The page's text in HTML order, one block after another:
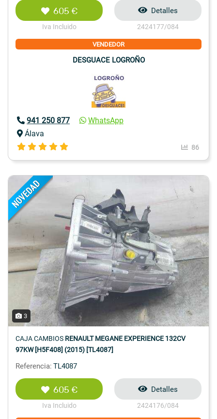
605 €
Iva Incluido
Detalles
2424177/084
VENDEDOR
DESGUACE LOGROÑO
941 250 877
WhatsApp
Álava
86
3
CAJA CAMBIOS RENAULT MEGANE EXPERIENCE 132CV
97KW [H5F408] (2015) [TL4087]
Referencia: TL4087
605 €
Iva Incluido
Detalles
2424176/084